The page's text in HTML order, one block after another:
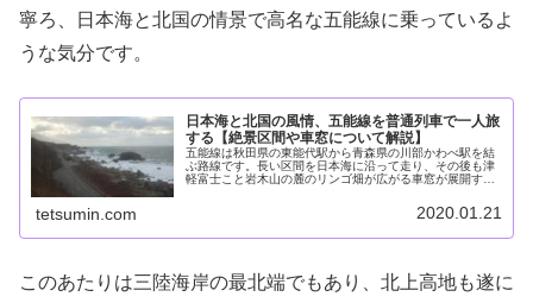
寧ろ、日本海と北国の情景で高名な五能線に乗っているよ
うな気分です。
日本海と北国の風情、五能線を普通列車で一人旅
する【絶景区間や車窓について解説】
五能線は秋田県の東能代駅から青森県の川部かわべ駅を結
ぶ路線です。長い区間を日本海に沿って走り、その後も津
軽富士こと岩木山の麓のリンゴ畑が広がる車窓が展開す
tetsumin.com 2020.01.21
このあたりは三陸海岸の最北端でもあり、北上高地も遂に